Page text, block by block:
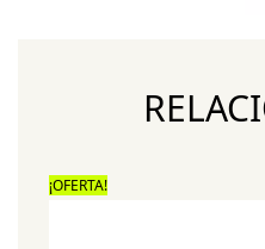
¡OFERTA!